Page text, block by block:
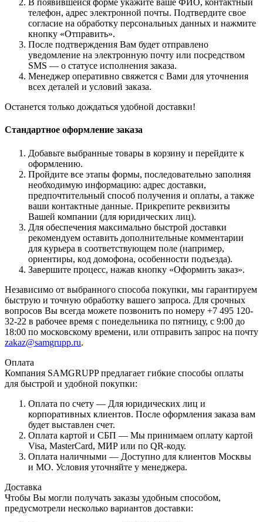
В появившейся форме укажите ваше ФИО, контактный
телефон, адрес электронной почты. Подтвердите свое
согласие на обработку персональных данных и нажмите
кнопку «Отправить».
После подтверждения Вам будет отправлено
уведомление на электронную почту или посредством
SMS — о статусе исполнения заказа.
Менеджер оперативно свяжется с Вами для уточнения
всех деталей и условий заказа.
Останется только дождаться удобной доставки!
Стандартное оформление заказа
Добавьте выбранные товары в корзину и перейдите к
оформлению.
Пройдите все этапы формы, последовательно заполняя
необходимую информацию: адрес доставки,
предпочтительный способ получения и оплаты, а также
ваши контактные данные. Прикрепите реквизиты
Вашей компании (для юридических лиц).
Для обеспечения максимально быстрой доставки
рекомендуем оставить дополнительные комментарии
для курьера в соответствующем поле (например,
ориентиры, код домофона, особенности подъезда).
Завершите процесс, нажав кнопку «Оформить заказ».
Независимо от выбранного способа покупки, мы гарантируем
быструю и точную обработку вашего запроса. Для срочных
вопросов Вы всегда можете позвонить по номеру +7 495 120-
32-22 в рабочее время с понедельника по пятницу, с 9:00 до
18:00 по московскому времени, или отправить запрос на почту
zakaz@samgrupp.ru.
Оплата
Компания SAMGRUPP предлагает гибкие способы оплаты
для быстрой и удобной покупки:
Оплата по счету — Для юридических лиц и
корпоративных клиентов. После оформления заказа вам
будет выставлен счет.
Оплата картой и СБП — Мы принимаем оплату картой
Visa, MasterCard, МИР или по QR-коду.
Оплата наличными — Доступно для клиентов Москвы
и МО. Условия уточняйте у менеджера.
Доставка
Чтобы Вы могли получать заказы удобным способом,
предусмотрели несколько вариантов доставки: